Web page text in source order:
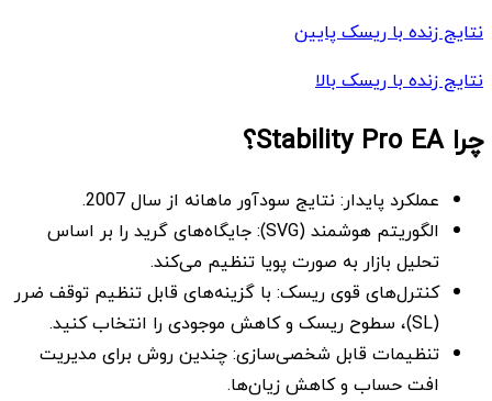
نتایج زنده با ریسک پایین
نتایج زنده با ریسک بالا
چرا Stability Pro EA؟
عملکرد پایدار: نتایج سودآور ماهانه از سال 2007.
الگوریتم هوشمند (SVG): جایگاه‌های گرید را بر اساس
تحلیل بازار به صورت پویا تنظیم می‌کند.
کنترل‌های قوی ریسک: با گزینه‌های قابل تنظیم توقف ضرر
(SL)، سطوح ریسک و کاهش موجودی را انتخاب کنید.
تنظیمات قابل شخصی‌سازی: چندین روش برای مدیریت
افت حساب و کاهش زیان‌ها.